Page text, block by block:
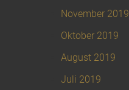
November 2019
Oktober 2019
August 2019
Juli 2019